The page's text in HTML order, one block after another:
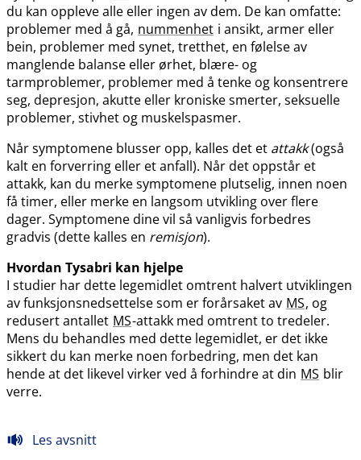
du kan oppleve alle eller ingen av dem. De kan omfatte:
problemer med å gå, nummenhet i ansikt, armer eller
bein, problemer med synet, tretthet, en følelse av
manglende balanse eller ørhet, blære- og
tarmproblemer, problemer med å tenke og konsentrere
seg, depresjon, akutte eller kroniske smerter, seksuelle
problemer, stivhet og muskelspasmer.
Når symptomene blusser opp, kalles det et attakk(også
kalt en forverring eller et anfall). Når det oppstår et
attakk, kan du merke symptomene plutselig, innen noen
få timer, eller merke en langsom utvikling over flere
dager. Symptomene dine vil så vanligvis forbedres
gradvis (dette kalles en remisjon).
Hvordan Tysabri kan hjelpe
I studier har dette legemidlet omtrent halvert utviklingen
av funksjonsnedsettelse som er forårsaket av MS, og
redusert antallet MS-attakk med omtrent to tredeler.
Mens du behandles med dette legemidlet, er det ikke
sikkert du kan merke noen forbedring, men det kan
hende at det likevel virker ved å forhindre at din MS blir
verre.
Les avsnitt